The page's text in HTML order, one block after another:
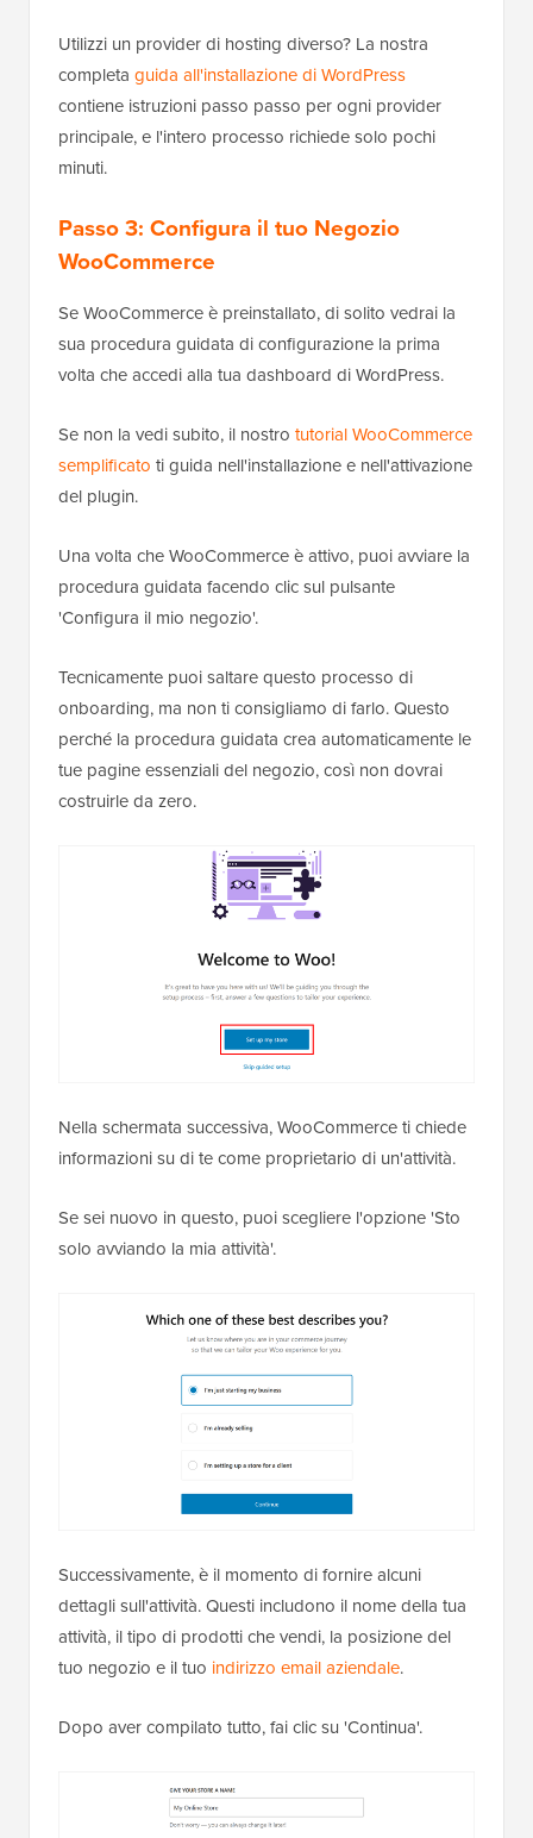
Utilizzi un provider di hosting diverso? La nostra
completa guida all'installazione di WordPress
contiene istruzioni passo passo per ogni provider
principale, e l'intero processo richiede solo pochi
minuti.
Passo 3: Configura il tuo Negozio
WooCommerce
Se WooCommerce è preinstallato, di solito vedrai la
sua procedura guidata di configurazione la prima
volta che accedi alla tua dashboard di WordPress.
Se non la vedi subito, il nostro tutorial WooCommerce
semplificato ti guida nell'installazione e nell'attivazione
del plugin.
Una volta che WooCommerce è attivo, puoi avviare la
procedura guidata facendo clic sul pulsante
'Configura il mio negozio'.
Tecnicamente puoi saltare questo processo di
onboarding, ma non ti consigliamo di farlo. Questo
perché la procedura guidata crea automaticamente le
tue pagine essenziali del negozio, così non dovrai
costruirle da zero.
Nella schermata successiva, WooCommerce ti chiede
informazioni su di te come proprietario di un'attività.
Se sei nuovo in questo, puoi scegliere l'opzione 'Sto
solo avviando la mia attività'.
Successivamente, è il momento di fornire alcuni
dettagli sull'attività. Questi includono il nome della tua
attività, il tipo di prodotti che vendi, la posizione del
tuo negozio e il tuo indirizzo email aziendale.
Dopo aver compilato tutto, fai clic su 'Continua'.